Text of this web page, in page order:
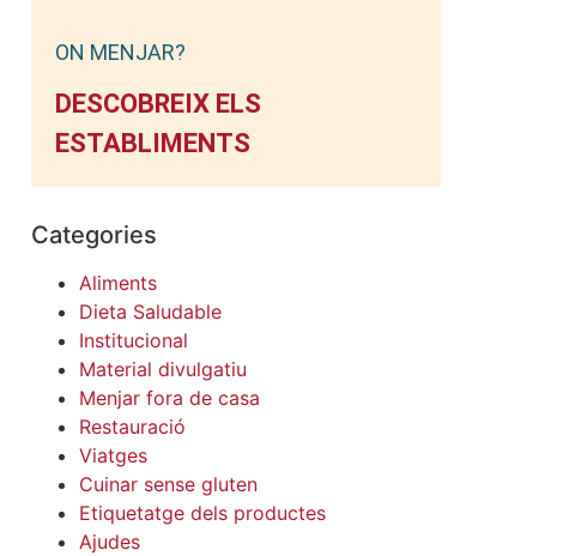
ON MENJAR?
DESCOBREIX ELS
ESTABLIMENTS
Categories
Aliments
Dieta Saludable
Institucional
Material divulgatiu
Menjar fora de casa
Restauració
Viatges
Cuinar sense gluten
Etiquetatge dels productes
Ajudes